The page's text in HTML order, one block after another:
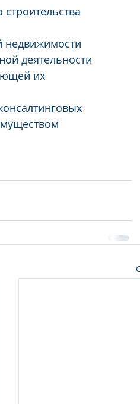
недвижимости
деятельности
их